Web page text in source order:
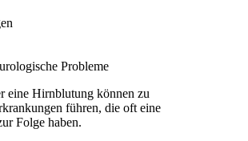
Probleme
eine Hirnblutung können zu
führen, die oft eine
Folge haben.